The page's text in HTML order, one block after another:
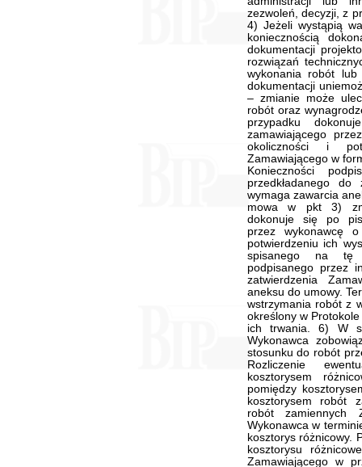
zezwoleń, decyzji, z
4) Jeżeli wystąpią
koniecznością
dokumentacji
rozwiązań
wykonania robót
dokumentacji
– zmianie może
robót oraz
przypadku
zamawiającego
okoliczności i
Zamawiającego w
Konieczności
przedkładanego do
wymaga zawarcia
mowa w pkt 3)
dokonuje się po
przez wykonawcę
potwierdzeniu ich
spisanego na tę
podpisanego przez
zatwierdzenia
aneksu do umowy.
wstrzymania robót z
określony w
ich trwania. 6) W
Wykonawca
stosunku do robót
Rozliczenie
kosztorysem
pomiędzy
kosztorysem robót
robót zamiennych
Wykonawca w
kosztorys różnicowy.
kosztorysu
Zamawiającego w